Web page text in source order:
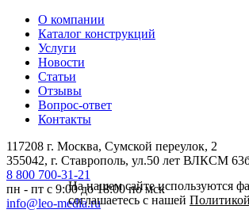
О компании
Каталог конструкций
Услуги
Новости
Статьи
Отзывы
Вопрос-ответ
Контакты
117208 г. Москва, Сумской переулок, 2
355042, г. Ставрополь, ул.50 лет ВЛКСМ
8 800 700-31-21
пн - пт с 9:00 до 18:00 по мск
info@leo-media.ru
На нашем сайте используются
соглашаетесь с нашей